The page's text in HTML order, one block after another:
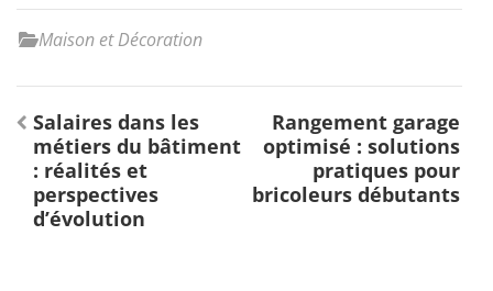
Maison et Décoration
Navigation
de
l’article
Salaires dans les
métiers du bâtiment
: réalités et
perspectives
d’évolution
Rangement garage
optimisé : solutions
pratiques pour
bricoleurs débutants